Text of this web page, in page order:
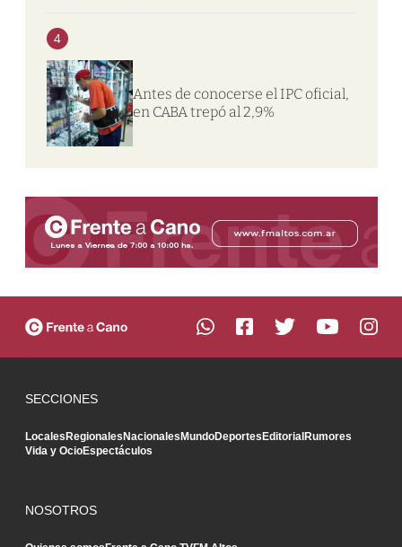
4
Antes de conocerse el IPC oficial,
en CABA trepó al 2,9%
SECCIONES
LocalesRegionalesNacionalesMundoDeportesEditorialRumores
Vida y OcioEspectáculos
NOSOTROS